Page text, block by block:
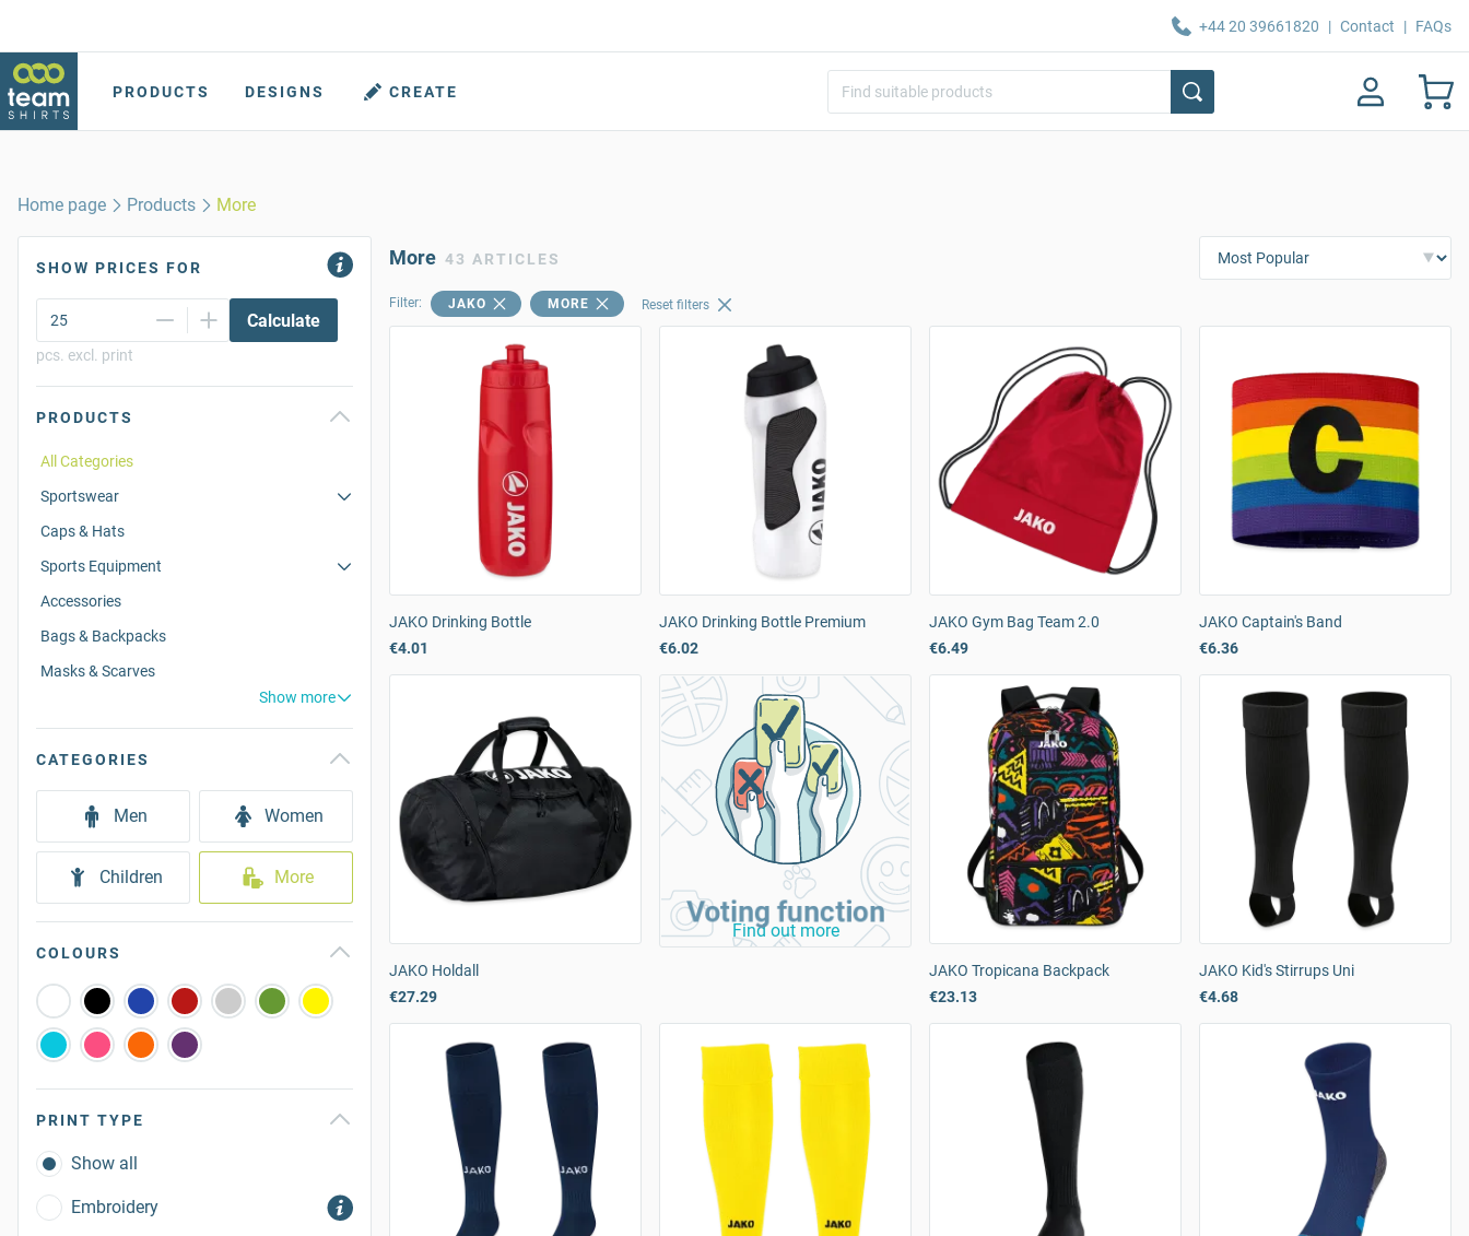
+44 20 39661820 | Contact | FAQs
PRODUCTS DESIGNS CREATE
Home page Products More
SHOW PRICES FOR
Calculate
pcs. excl. print
PRODUCTS
All Categories
Sportswear
Caps & Hats
Sports Equipment
Accessories
Bags & Backpacks
Masks & Scarves
Show more
CATEGORIES
Men Women
Children More
COLOURS
PRINT TYPE
Show all
Embroidery
More 43 ARTICLES
Filter: JAKO MORE Reset filters
JAKO Drinking Bottle
€4.01
JAKO Drinking Bottle Premium
€6.02
JAKO Gym Bag Team 2.0
€6.49
JAKO Captain's Band
€6.36
JAKO Holdall
€27.29
Voting function
Find out more
JAKO Tropicana Backpack
€23.13
JAKO Kid's Stirrups Uni
€4.68